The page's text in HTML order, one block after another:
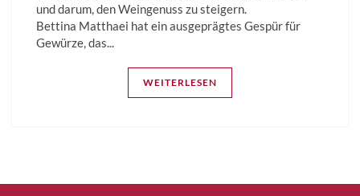
und darum, den Weingenuss zu steigern.
Bettina­ Matthaei hat ein ausgeprägtes Gespür für
Gewürze, das...
WEITERLESEN